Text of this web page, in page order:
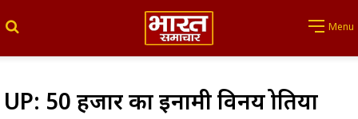
Menu
UP: 50 हजार का इनामी विनय श्रोतिया